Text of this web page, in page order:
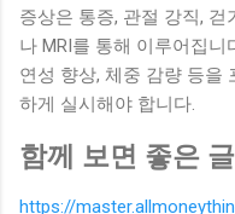
증상은 통증, 관절 강직,
나 MRI를 통해 이루어집
연성 향상, 체중 감량 등을
하게 실시해야 합니다.
함께 보면 좋은 글
https://